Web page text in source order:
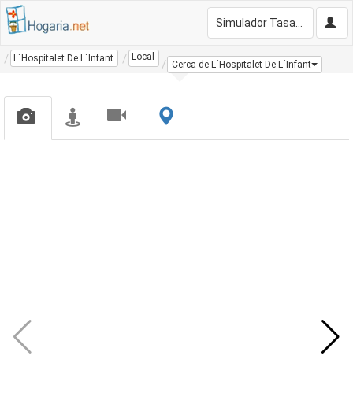
L´Hospitalet De L´Infant Local
Cerca de L´Hospitalet De L´Infant